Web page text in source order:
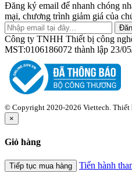
Đăng ký email để nhanh chóng
mại, chương trình giảm giá của
Công ty TNHH Thiết bị công
MST:0106186072 thành lập 23/
© Copyright 2020-2026 Viettech. Thiết
×
Giỏ hàng
Tiếp tục mua hàng Tiến hành